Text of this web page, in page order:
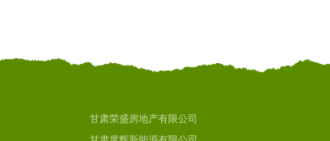
甘肃荣盛房地产有限公司